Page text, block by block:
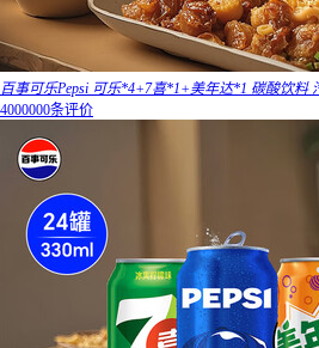
百事可乐Pepsi 可乐*4+7喜*1+美年达*1 碳酸饮料
4000000条评价